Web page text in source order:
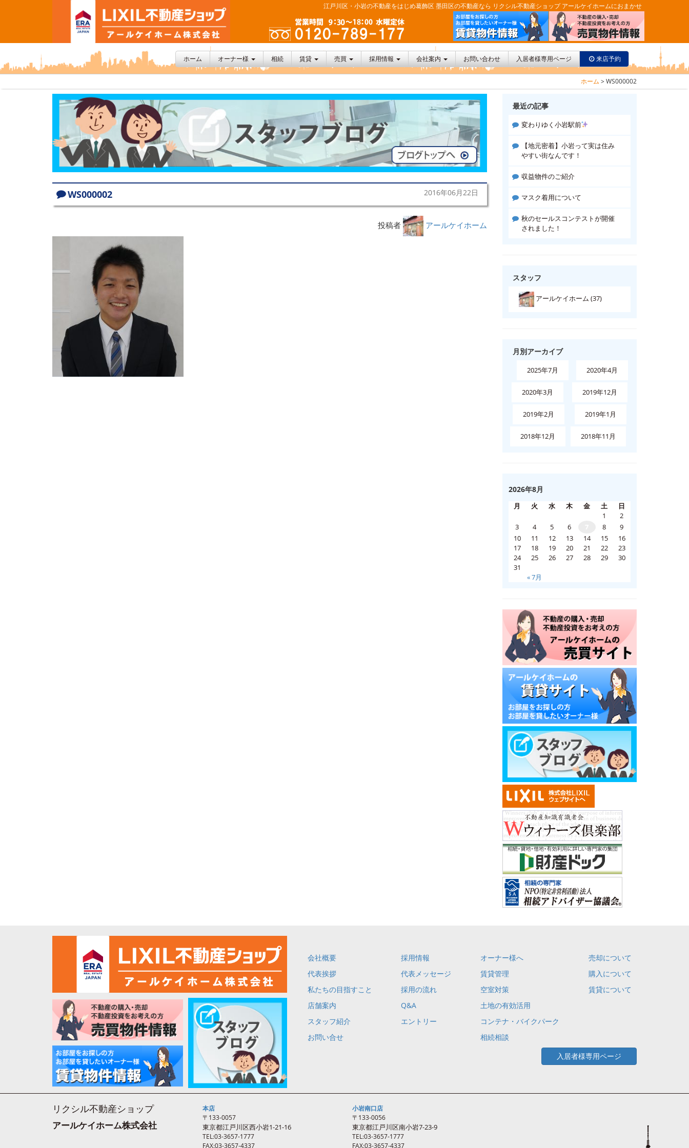
江戸川区・小岩の不動産をはじめ葛飾区 墨田区の不動産なら リクシル不動産ショップ アールケイホームにおまかせ
ホーム オーナー様 相続 賃貸 売買 採用情報 会社案内 お問い合わせ 入居者様専用ページ 来店予約
ホーム >WS000002
WS000002 2016年06月22日
投稿者 アールケイホーム
最近の記事
変わりゆく小岩駅前
【地元密着】小岩って実は住み
やすい街なんです！
収益物件のご紹介
マスク着用について
秋のセールスコンテストが開催
されました！
スタッフ
アールケイホーム (37)
月別アーカイブ
2025年7月 2020年4月
2020年3月 2019年12月
2019年2月 2019年1月
2018年12月 2018年11月
2026年8月
月 火 水 木 金 土 日
« 7月
1
2
3
4 5 6 8
9
10
11 12 13 14 15
16
17
18 19 20 21 22
23
24
25 26 27 28 29
30
31
会社概要
代表挨拶
私たちの目指すこと
店舗案内
スタッフ紹介
お問い合せ
採用情報
代表メッセージ
採用の流れ
Q&A
エントリー
オーナー様へ
賃貸管理
空室対策
土地の有効活用
コンテナ・バイクパーク
相続相談
売却について
購入について
賃貸について
入居者様専用ページ
リクシル不動産ショップ
アールケイホーム株式会社
本店
〒133-0057
東京都江戸川区西小岩1-21-16
TEL:03-3657-1777
FAX:03-3657-4337
小岩南口店
〒133-0056
東京都江戸川区南小岩7-23-9
TEL:03-3657-1777
FAX:03-3657-4337